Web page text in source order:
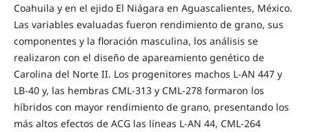
Coahuila y en el ejido El Niágara en Aguascalientes, México.
Las variables evaluadas fueron rendimiento de grano, sus
componentes y la floración masculina, los análisis se
realizaron con el diseño de apareamiento genético de
Carolina del Norte II. Los progenitores machos L-AN 447 y
LB-40 y, las hembras CML-313 y CML-278 formaron los
híbridos con mayor rendimiento de grano, presentando los
más altos efectos de ACG las líneas L-AN 44, CML-264